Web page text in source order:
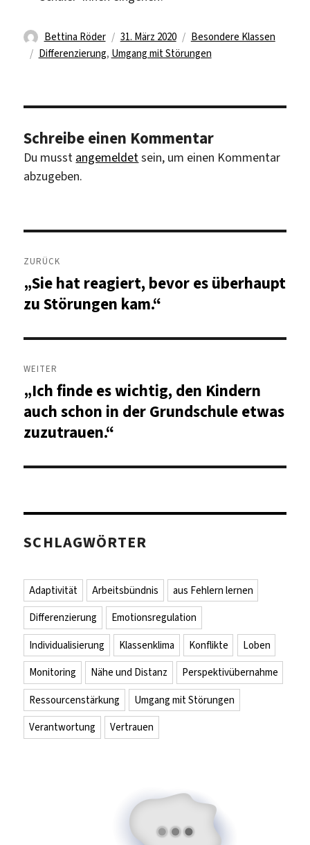
Autor
Bettina Röder
Veröffentlicht
am
31. März 2020 Kategorien
Besondere Klassen
Schlagwörter
Differenzierung, Umgang mit Störungen
Schreibe einen Kommentar
Du musst angemeldetsein, um einen Kommentar
abzugeben.
Beitragsnavigation
ZURÜCK
Vorheriger
Beitrag:
„Sie hat reagiert, bevor es überhaupt
zu Störungen kam.“
WEITER
Nächster
Beitrag:
„Ich finde es wichtig, den Kindern
auch schon in der Grundschule etwas
zuzutrauen.“
SCHLAGWÖRTER
Adaptivität Arbeitsbündnis
aus Fehlern lernen
Differenzierung
Emotionsregulation
Individualisierung
Klassenklima Konflikte
Loben
Monitoring
Nähe und Distanz
Perspektivübernahme
Ressourcenstärkung
Umgang mit Störungen
Verantwortung
Vertrauen